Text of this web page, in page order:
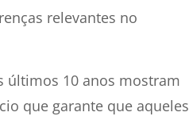
relevantes no
últimos 10 anos mostram
que garante que aqueles